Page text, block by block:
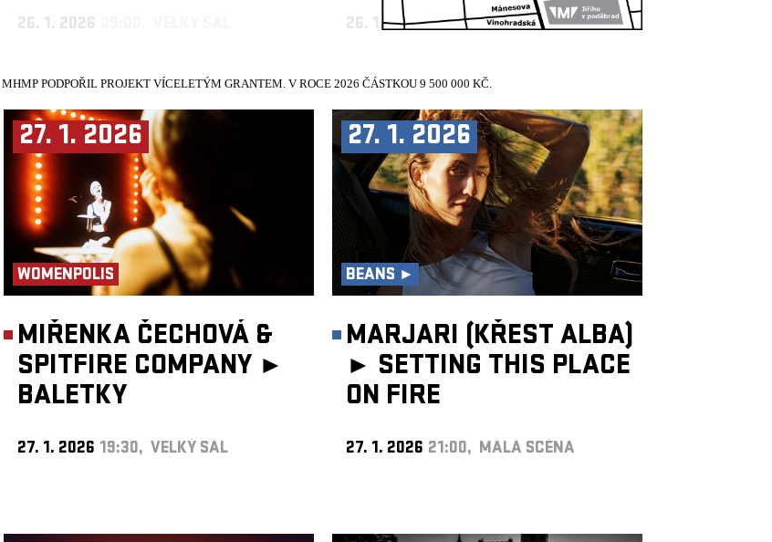
26. 1. 2026 26. 1. 2026 10:30, VELKÝ SÁL
27. 1. 2026
WOMENPOLIS
MIŘENKA ČECHOVÁ &
SPITFIRE COMPANY ►
BALETKY
27. 1. 2026 19:30, VELKÝ SÁL
27. 1. 2026
BEANS ►
MARJARI (KŘEST ALBA)
► SETTING THIS PLACE
ON FIRE
27. 1. 2026 21:00, MALÁ SCÉNA
MHMP PODPOŘIL PROJEKT VÍCELETÝM GRANTEM. V ROCE 2026 ČÁSTKOU 9 500 000 KČ.